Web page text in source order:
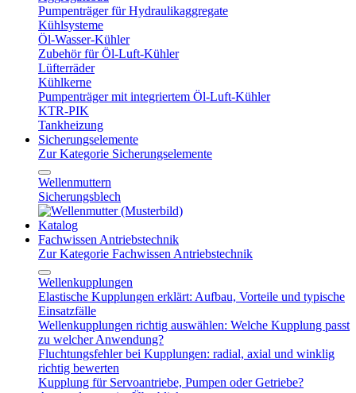
Pumpenträger für Hydraulikaggregate
Kühlsysteme
Öl-Wasser-Kühler
Zubehör für Öl-Luft-Kühler
Lüfterräder
Kühlkerne
Pumpenträger mit integriertem Öl-Luft-Kühler
KTR-PIK
Tankheizung
Sicherungselemente
Zur Kategorie Sicherungselemente
Wellenmuttern
Sicherungsblech
Katalog
Fachwissen Antriebstechnik
Zur Kategorie Fachwissen Antriebstechnik
Wellenkupplungen
Elastische Kupplungen erklärt: Aufbau, Vorteile und typische
Einsatzfälle
Wellenkupplungen richtig auswählen: Welche Kupplung passt
zu welcher Anwendung?
Fluchtungsfehler bei Kupplungen: radial, axial und winklig
richtig bewerten
Kupplung für Servoantriebe, Pumpen oder Getriebe?